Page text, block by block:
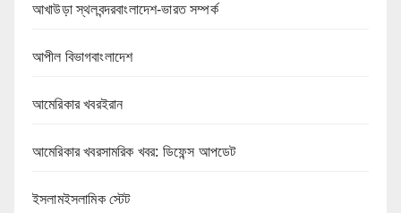
আখাউড়া স্থলবন্দরবাংলাদেশ-ভারত সম্পর্ক
আপীল বিভাগবাংলাদেশ
আমেরিকার খবরইরান
আমেরিকার খবরসামরিক খবর: ডিফেন্স আপডেট
ইসলামইসলামিক স্টেট